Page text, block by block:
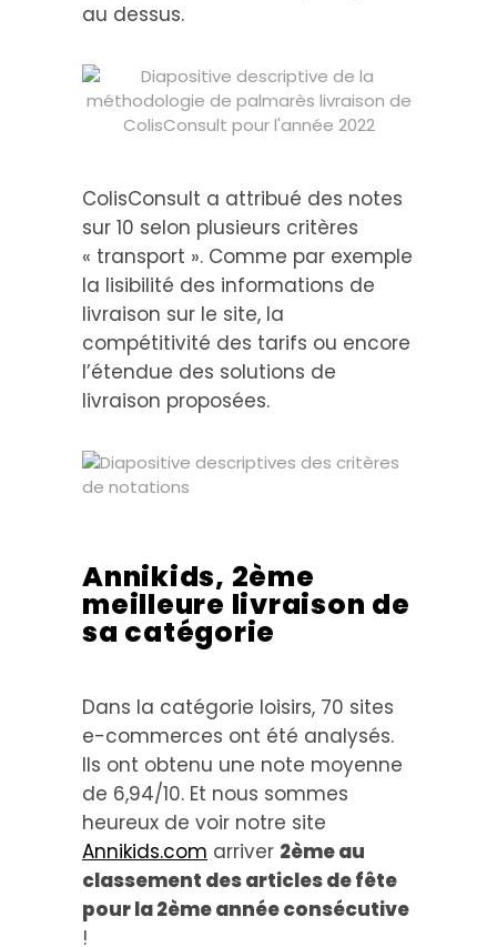
au dessus.
ColisConsult a attribué des notes
sur 10 selon plusieurs critères
« transport ». Comme par exemple
la lisibilité des informations de
livraison sur le site, la
compétitivité des tarifs ou encore
l’étendue des solutions de
livraison proposées.
Annikids, 2ème
meilleure livraison de
sa catégorie
Dans la catégorie loisirs, 70 sites
e-commerces ont été analysés.
Ils ont obtenu une note moyenne
de 6,94/10. Et nous sommes
heureux de voir notre site
Annikids.com arriver 2ème au
classement des articles de fête
pour la 2ème année consécutive
!